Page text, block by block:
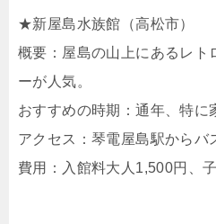
★新屋島水族館（高松市）
概要：屋島の山上にあるレト
ーが人気。
おすすめの時期：通年、特に
アクセス：琴電屋島駅からバ
費用：入館料大人1,500円、